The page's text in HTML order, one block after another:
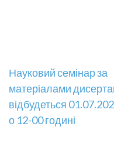
Навігація
записів
Науковий семінар за
матеріалами
відбудеться
о 12-00 годині